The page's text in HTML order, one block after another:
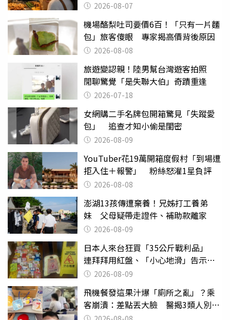
2026-08-07
機場酪梨吐司要價6百！「只有一片麵
包」旅客傻眼 專家揭高價背後原因
2026-08-08
旅遊變認親！陸男幫台灣遊客拍照
閒聊驚覺「是失聯大伯」奇蹟重逢
2026-07-18
女網購二手名牌包開箱驚見「失蹤愛
包」 追查才知小偷是閨密
2026-08-09
YouTuber花19萬開箱度假村「到場遭
拒入住＋報警」 粉絲怒灌1星負評
2026-08-08
澎湖13孩傳遭棄養！兄姊打工養弟
妹 父母疑帶走證件、補助款離家
2026-08-09
日本人來台狂買「35公斤戰利品」
連拜拜用紅盤、「小心地滑」告示牌
也帶回家
2026-08-09
飛機餐發這果汁爆「廁所之亂」？乘
客崩潰：差點丟大臉 醫揭3類人別亂
喝